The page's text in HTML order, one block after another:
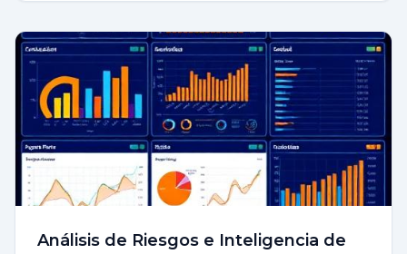
Análisis de Riesgos e Inteligencia de